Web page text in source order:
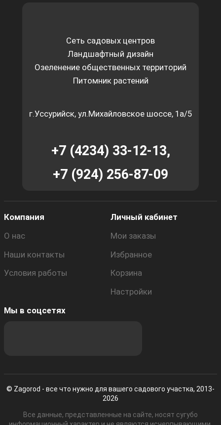
Сеть садовых центров
Ландшафтный дизайн
Озеленение общественных территорий
Питомник растений
г.Уссурийск, ул.Михайловское шоссе, 1а/5
+7 (4234) 33-12-13,
+7 (924) 256-87-09
Компания
О нас
Наши контакты
Условия работы
Личный кабинет
Мои заказы
Избранное
Корзина
Настройки
Мы в соцсетях
© Zagorod - все что нужно для вашего садового участка, 2013-
2026
Все данные, представленные на сайте, носят сугубо